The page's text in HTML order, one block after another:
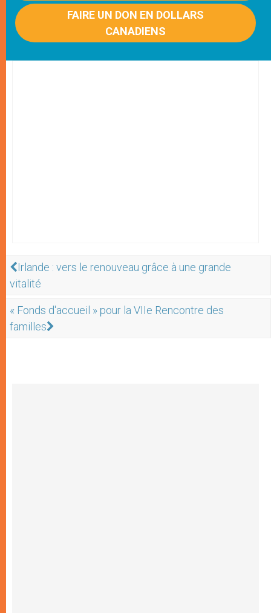
FAIRE UN DON EN DOLLARS
CANADIENS
Irlande : vers le renouveau grâce à une grande
vitalité
« Fonds d'accueil » pour la VIIe Rencontre des
familles